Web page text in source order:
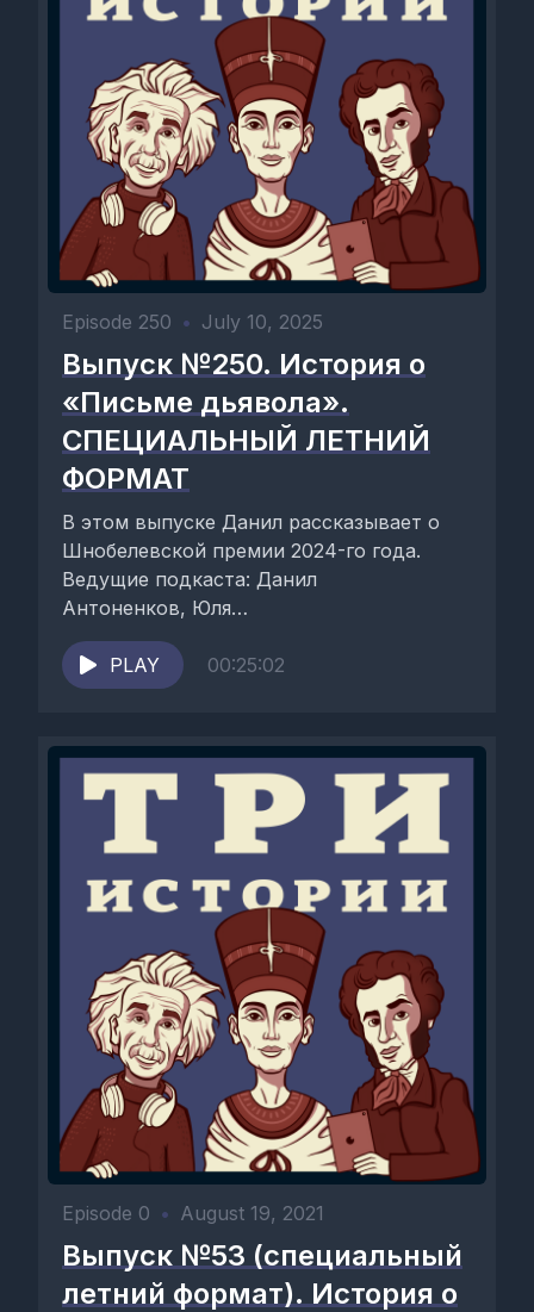
Episode 250 • July 10, 2025
Выпуск №250. История о
«Письме дьявола».
СПЕЦИАЛЬНЫЙ ЛЕТНИЙ
ФОРМАТ
В этом выпуске Данил рассказывает о
Шнобелевской премии 2024-го года.
Ведущие подкаста: Данил
Антоненков, Юля
Быстрицкая и Александр Онищук У нас
есть канал в...
PLAY 00:25:02
Episode 0 • August 19, 2021
Выпуск №53 (специальный
летний формат). История о